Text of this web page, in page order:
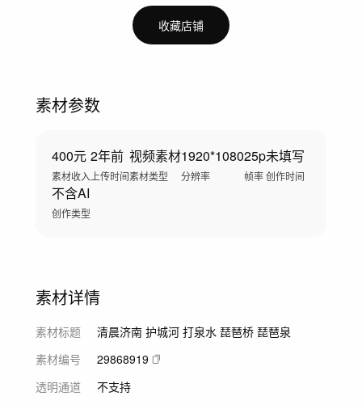
收藏店铺
素材参数
400元
素材收入
2年前
上传时间
视频素材
素材类型
1920*1080
分辨率
25p
帧率
未填写
创作时间
不含AI
创作类型
素材详情
素材标题
清晨济南 护城河 打泉水 琵琶桥 琵琶泉
素材编号
29868919
透明通道
不支持